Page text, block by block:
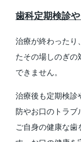
歯科定期検診
治療が終わったり
たその場しのぎの
できません。
治療後も定期検診
防やお口のトラブ
ご自身の健康な歯